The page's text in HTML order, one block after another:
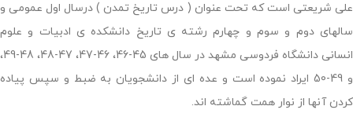
علی شریعتی است که تحت عنوان ( درس تاریخ تمدن ) درسال اول عمومی و
سالهای دوم و سوم و چهارم رشته ی تاریخ دانشکده ی ادبیات و علوم
انسانی دانشگاه فردوسی مشهد در سال های 45-46، 46-47، 47-48، 48-49،
و 49-50 ایراد نموده است و عده ای از دانشجویان به ضبط و سپس پیاده
کردن آنها از نوار همت گماشته اند.